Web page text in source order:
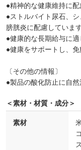
●精神的な健康維持に配
●ストルバイト尿石、
膀胱炎に配慮しています
●健康的な長期給与に適
●健康をサポートし、免
〔その他の情報〕
●製品の酸化防止に自然
＜素材・材質・成分＞
素材